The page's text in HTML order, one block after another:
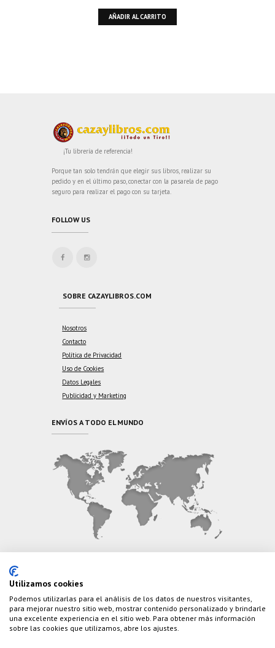
AÑADIR AL CARRITO
¡Tu librería de referencia!
Porque tan solo tendrán que elegir sus libros, realizar su
pedido y en el último paso, conectar con la pasarela de pago
seguro para realizar el pago con su tarjeta.
FOLLOW US
SOBRE CAZAYLIBROS.COM
Nosotros
Contacto
Política de Privacidad
Uso de Cookies
Datos Legales
Publicidad y Marketing
ENVÍOS A TODO EL MUNDO
Teléfono: (+34) 626 495 499
E-Mail: info@cazaylibros.com
Utilizamos cookies
Podemos utilizarlas para el análisis de los datos de nuestros visitantes,
para mejorar nuestro sitio web, mostrar contenido personalizado y brindarle
una excelente experiencia en el sitio web. Para obtener más información
sobre las cookies que utilizamos, abre los ajustes.